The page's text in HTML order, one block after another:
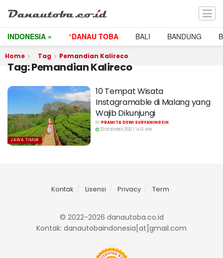
INDONESIA » °DANAU TOBA BALI BANDUNG
Home Tag Pemandian Kalireco
Tag:Pemandian Kalireco
JAWA TIMUR
10 Tempat Wisata
Instagramable di Malang yang
Wajib Dikunjungi
BYPRAMITA DEWI SURYANINGSIH
20 DESEMBER 2020 | 14:01 WIB
Kontak Lisensi Privacy Term
© 2022-2026 danautoba.co.id
Kontak: danautobaindonesia[at]gmail.com